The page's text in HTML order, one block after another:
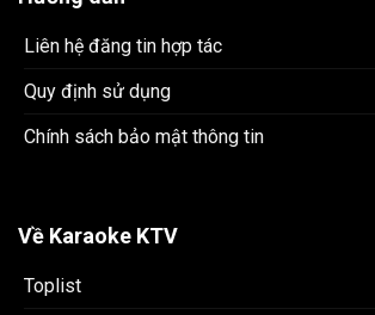
Liên hệ đăng tin hợp tác
Quy định sử dụng
Chính sách bảo mật thông tin
Về Karaoke KTV
Toplist